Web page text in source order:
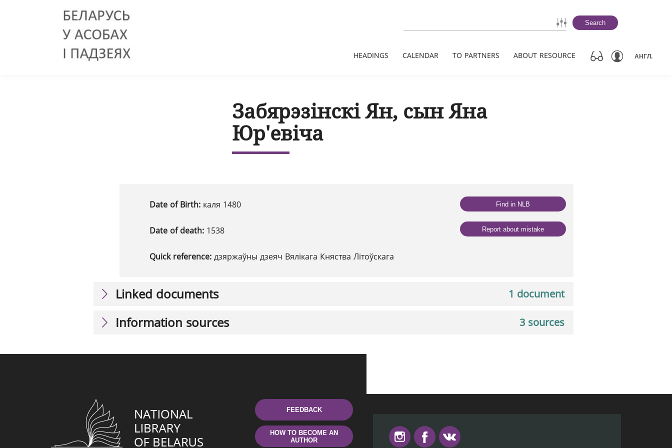
Search
HEADINGS CALENDAR TO PARTNERS ABOUT RESOURCE АНГЛ.
Забярэзінскі Ян, сын Яна
Юр'евіча
Date of Birth: каля 1480
Date of death: 1538
Quick reference: дзяржаўны дзеяч Вялікага Княства Літоўскага
Find in NLB
Report about mistake
1 document
Linked documents
3 sources
Information sources
FEEDBACK
HOW TO BECOME AN
AUTHOR